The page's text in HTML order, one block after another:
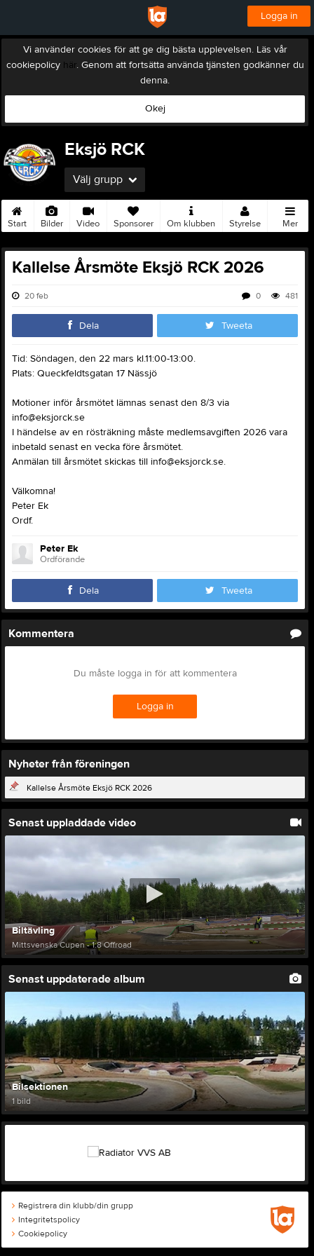
Logga in
Vi använder cookies för att ge dig bästa upplevelsen. Läs vår
cookiepolicy här. Genom att fortsätta använda tjänsten godkänner du
denna.
Okej
Eksjö RCK
Välj grupp
Start Bilder Video Sponsorer Om klubben Styrelse Mer
Kallelse Årsmöte Eksjö RCK 2026
20 feb 481
0
Dela Tweeta
Tid: Söndagen, den 22 mars kl.11:00-13:00.
Plats: Queckfeldtsgatan 17 Nässjö
Motioner inför årsmötet lämnas senast den 8/3 via
info@eksjorck.se
I händelse av en rösträkning måste medlemsavgiften 2026 vara
inbetald senast en vecka före årsmötet.
Anmälan till årsmötet skickas till info@eksjorck.se.
Välkomna!
Peter Ek
Ordf.
Peter Ek
Ordförande
Dela Tweeta
Kommentera
Du måste logga in för att kommentera
Logga in
Nyheter från föreningen
Kallelse Årsmöte Eksjö RCK 2026
Senast uppladdade video
Biltävling
Mittsvenska Cupen - 1:8 Offroad
Senast uppdaterade album
Bilsektionen
1 bild
Registrera din klubb/din grupp
Integritetspolicy
Cookiepolicy